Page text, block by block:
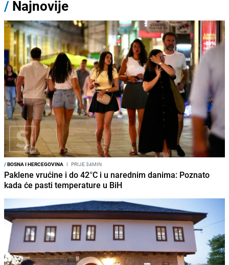
/ Najnovije
/BOSNA I HERCEGOVINA I PRIJE 34MIN
Paklene vrućine i do 42°C i u narednim danima: Poznato
kada će pasti temperature u BiH